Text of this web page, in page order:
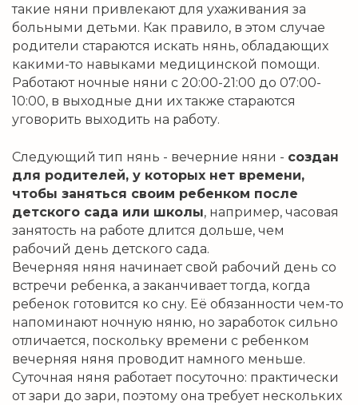
такие няни привлекают для ухаживания за
больными детьми. Как правило, в этом случае
родители стараются искать нянь, обладающих
какими-то навыками медицинской помощи.
Работают ночные няни с 20:00-21:00 до 07:00-
10:00, в выходные дни их также стараются
уговорить выходить на работу.
Следующий тип нянь - вечерние няни - создан
для родителей, у которых нет времени,
чтобы заняться своим ребенком после
детского сада или школы, например, часовая
занятость на работе длится дольше, чем
рабочий день детского сада.
Вечерняя няня начинает свой рабочий день со
встречи ребенка, а заканчивает тогда, когда
ребенок готовится ко сну. Её обязанности чем-то
напоминают ночную няню, но заработок сильно
отличается, поскольку времени с ребенком
вечерняя няня проводит намного меньше.
Суточная няня работает посуточно: практически
от зари до зари, поэтому она требует нескольких